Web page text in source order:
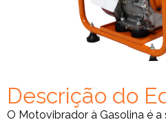
Descrição do
O Motovibrador à Gasolina é